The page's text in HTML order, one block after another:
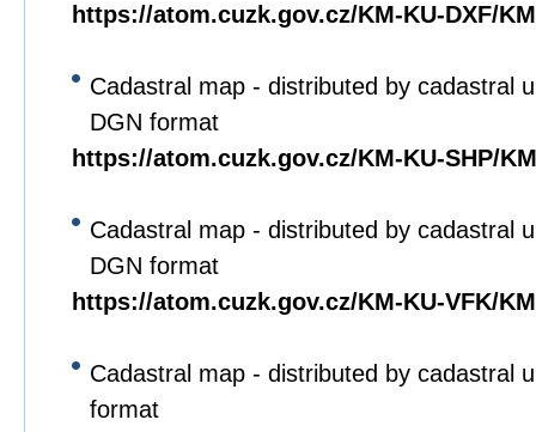
https://atom.cuzk.gov.cz/KM-KU-DXF/
Cadastral map - distributed by cadastral
DGN format
https://atom.cuzk.gov.cz/KM-KU-SHP/
Cadastral map - distributed by cadastral
DGN format
https://atom.cuzk.gov.cz/KM-KU-VFK/
Cadastral map - distributed by cadastral
format